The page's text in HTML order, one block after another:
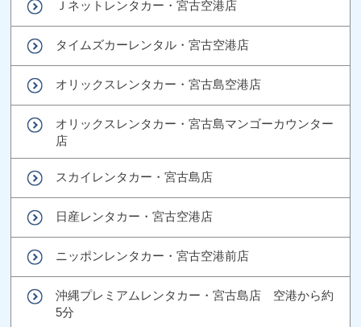
Ｊネットレンタカー・宮古空港店
タイムズカーレンタル・宮古空港店
オリックスレンタカー・宮古島空港店
オリックスレンタカー・宮古島マンゴーカウンター
店
スカイレンタカー・宮古島店
日産レンタカー・宮古空港店
ニッポンレンタカー・宮古空港前店
沖縄プレミアムレンタカー・宮古島店 空港から約
5分